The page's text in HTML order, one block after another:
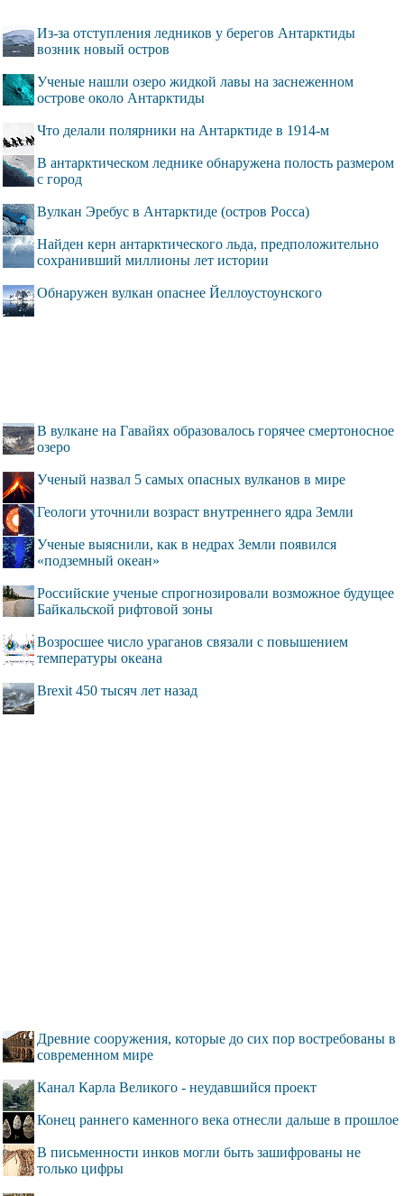
Из-за отступления ледников у берегов Антарктиды
возник новый остров
Ученые нашли озеро жидкой лавы на заснеженном
острове около Антарктиды
Что делали полярники на Антарктиде в 1914-м
В антарктическом леднике обнаружена полость размером
с город
Вулкан Эребус в Антарктиде (остров Росса)
Найден керн антарктического льда, предположительно
сохранивший миллионы лет истории
Обнаружен вулкан опаснее Йеллоустоунского
В вулкане на Гавайях образовалось горячее смертоносное
озеро
Ученый назвал 5 самых опасных вулканов в мире
Геологи уточнили возраст внутреннего ядра Земли
Ученые выяснили, как в недрах Земли появился
«подземный океан»
Российские ученые спрогнозировали возможное будущее
Байкальской рифтовой зоны
Возросшее число ураганов связали с повышением
температуры океана
Brexit 450 тысяч лет назад
Древние сооружения, которые до сих пор востребованы в
современном мире
Канал Карла Великого - неудавшийся проект
Конец раннего каменного века отнесли дальше в прошлое
В письменности инков могли быть зашифрованы не
только цифры